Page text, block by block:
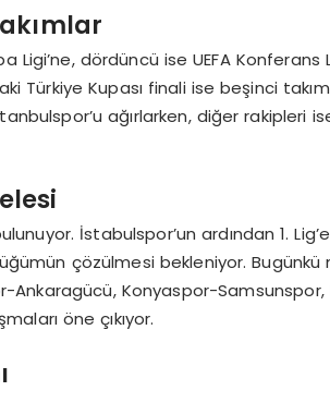
Ligi’ne, dördüncü ise UEFA
Türkiye Kupası finali ise beşinci
ağırlarken, diğer rakipleri
İstabulspor’un ardından 1.
çözülmesi bekleniyor.
Konyaspor-Samsunspor,
öne çıkıyor.